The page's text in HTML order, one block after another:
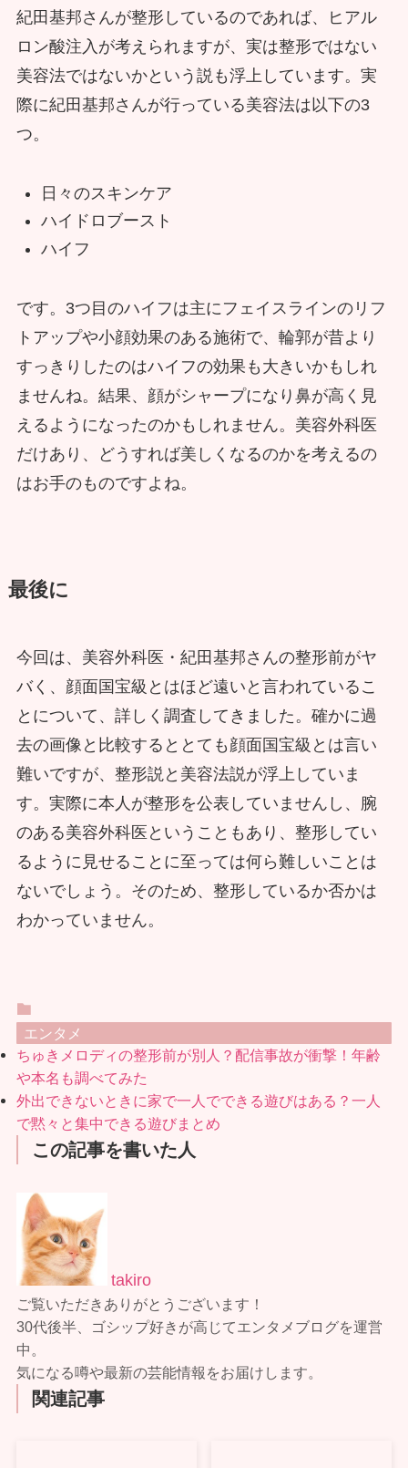
紀田基邦さんが整形しているのであれば、ヒアル
ロン酸注入が考えられますが、実は整形ではない
美容法ではないかという説も浮上しています。実
際に紀田基邦さんが行っている美容法は以下の3
つ。
日々のスキンケア
ハイドロブースト
ハイフ
です。3つ目のハイフは主にフェイスラインのリフ
トアップや小顔効果のある施術で、輪郭が昔より
すっきりしたのはハイフの効果も大きいかもしれ
ませんね。結果、顔がシャープになり鼻が高く見
えるようになったのかもしれません。美容外科医
だけあり、どうすれば美しくなるのかを考えるの
はお手のものですよね。
最後に
今回は、美容外科医・紀田基邦さんの整形前がヤ
バく、顔面国宝級とはほど遠いと言われているこ
とについて、詳しく調査してきました。確かに過
去の画像と比較するととても顔面国宝級とは言い
難いですが、整形説と美容法説が浮上していま
す。実際に本人が整形を公表していませんし、腕
のある美容外科医ということもあり、整形してい
るように見せることに至っては何ら難しいことは
ないでしょう。そのため、整形しているか否かは
わかっていません。
エンタメ
ちゅきメロディの整形前が別人？配信事故が衝撃！年齢
や本名も調べてみた
外出できないときに家で一人でできる遊びはある？一人
で黙々と集中できる遊びまとめ
この記事を書いた人
takiro
ご覧いただきありがとうございます！
30代後半、ゴシップ好きが高じてエンタメブログを運営
中。
気になる噂や最新の芸能情報をお届けします。
関連記事